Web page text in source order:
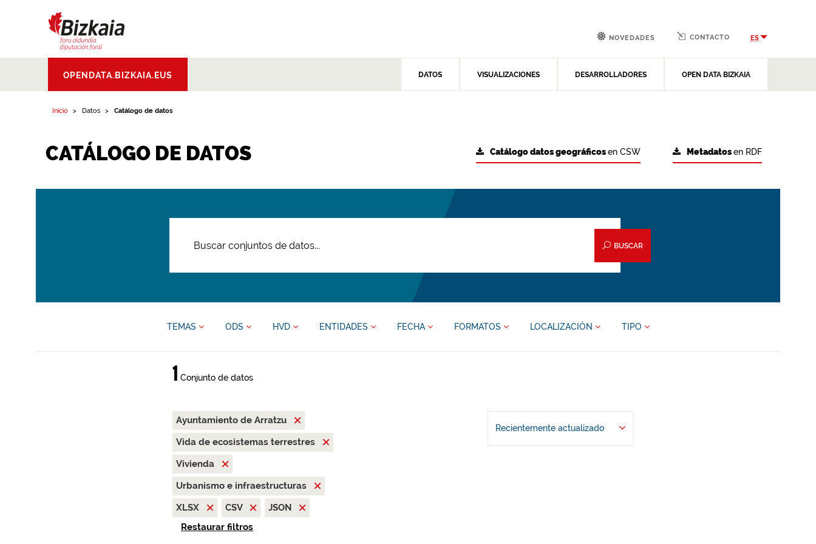
Aldundia.Diputacion
Foral de Bizkaia
OPENDATA.BIZKAIA.EUS DATOS VISUALIZACIONES DESARROLLADORES OPEN DATA BIZKAIA
NOVEDADES CONTACTO ES
Inicio Datos Catálogo de datos
CATÁLOGO DE DATOS Metadatosen RDF
Catálogo datos geográficosen CSW
BUSCAR
TEMAS ODS HVD ENTIDADES FECHA FORMATOS LOCALIZACIÓN TIPO
1 Conjunto de datos
Ayuntamiento de Arratzu
Vida de ecosistemas terrestres
Vivienda
Urbanismo e infraestructuras
XLSX
CSV
JSON
Restaurar filtros
Recientemente actualizado